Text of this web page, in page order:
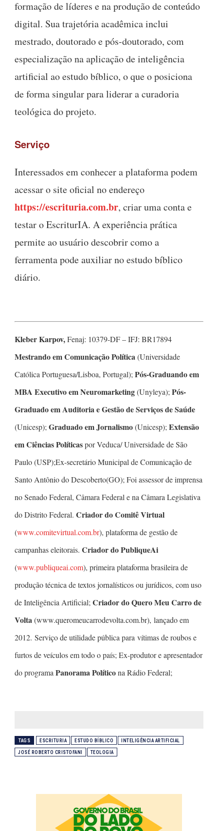
formação de líderes e na produção de conteúdo
digital. Sua trajetória acadêmica inclui
mestrado, doutorado e pós-doutorado, com
especialização na aplicação de inteligência
artificial ao estudo bíblico, o que o posiciona
de forma singular para liderar a curadoria
teológica do projeto.
Serviço
Interessados em conhecer a plataforma podem
acessar o site oficial no endereço
https://escrituria.com.br, criar uma conta e
testar o EscriturIA. A experiência prática
permite ao usuário descobrir como a
ferramenta pode auxiliar no estudo bíblico
diário.
Kleber Karpov,Fenaj: 10379-DF – IFJ: BR17894
Mestrando em Comunicação Política(Universidade
Católica Portuguesa/Lisboa, Portugal); Pós-Graduando em
MBA Executivo em Neuromarketing(Unyleya); Pós-
Graduado em Auditoria e Gestão de Serviços de Saúde
(Unicesp); Graduado em Jornalismo(Unicesp); Extensão
em Ciências Políticaspor Veduca/ Universidade de São
Paulo (USP);Ex-secretário Municipal de Comunicação de
Santo Antônio do Descoberto(GO); Foi assessor de imprensa
no Senado Federal, Câmara Federal e na Câmara Legislativa
do Distrito Federal. Criador do Comitê Virtual
(www.comitevirtual.com.br), plataforma de gestão de
campanhas eleitorais. Criador do PubliqueAi
(www.publiqueai.com), primeira plataforma brasileira de
produção técnica de textos jornalísticos ou jurídicos, com uso
de Inteligência Artificial; Criador do Quero Meu Carro de
Volta(www.queromeucarrodevolta.com.br), lançado em
2012. Serviço de utilidade pública para vítimas de roubos e
furtos de veículos em todo o país; Ex-produtor e apresentador
do programa Panorama Políticona Rádio Federal;
TAGS ESCRITURIA ESTUDO BÍBLICO INTELIGÊNCIA ARTIFICIAL
JOSÉ ROBERTO CRISTOFANI TEOLOGIA